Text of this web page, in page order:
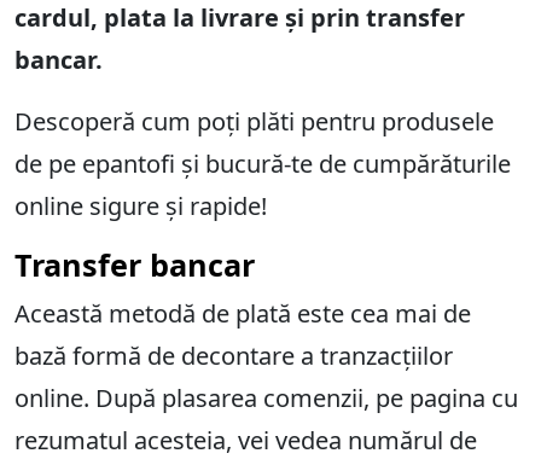
cardul, plata la livrare și prin transfer
bancar.
Descoperă cum poți plăti pentru produsele
de pe epantofi și bucură-te de cumpărăturile
online sigure și rapide!
Transfer bancar
Această metodă de plată este cea mai de
bază formă de decontare a tranzacțiilor
online. După plasarea comenzii, pe pagina cu
rezumatul acesteia, vei vedea numărul de